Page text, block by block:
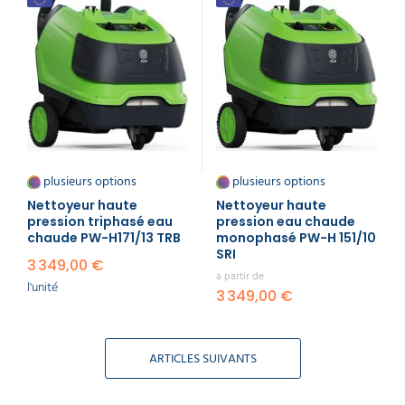
Quelle entreprise peut
utiliser un nettoyeur haute
pression ?
Entreprises de nettoyage professionnel :
Nettoyage de façades, de toitures, de
parkings, de graffitis, remise en état après
sinistre, etc.
Garages automobiles, stations de lavage et
concessionnaires : Lavage de véhicules,
nettoyage des ateliers.
Secteur agricole : Nettoyage des machines
agricoles, des bâtiments d'élevage, des silos.
Industrie agroalimentaire : Nettoyage et
désinfection des locaux de production, des
Entreprises de BTP (Bâtiment et Travaux
matériel, décapage de surfaces.
Collectivités locales : Nettoyage des rues, du
mobilier urbain, des parcs, enlèvement des
plusieurs options
Nettoyeur haute
pression triphasé eau
chaude PW-H171/13 TRB
3 349,00 €
l'unité
plusieurs options
Nettoyeur haute
pression eau chaude
monophasé PW-H 151/10
SRI
a partir de
3 349,00 €
ARTICLES SUIVANTS